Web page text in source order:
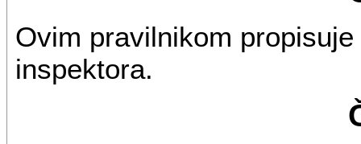
Ovim pravilnikom
inspektora.